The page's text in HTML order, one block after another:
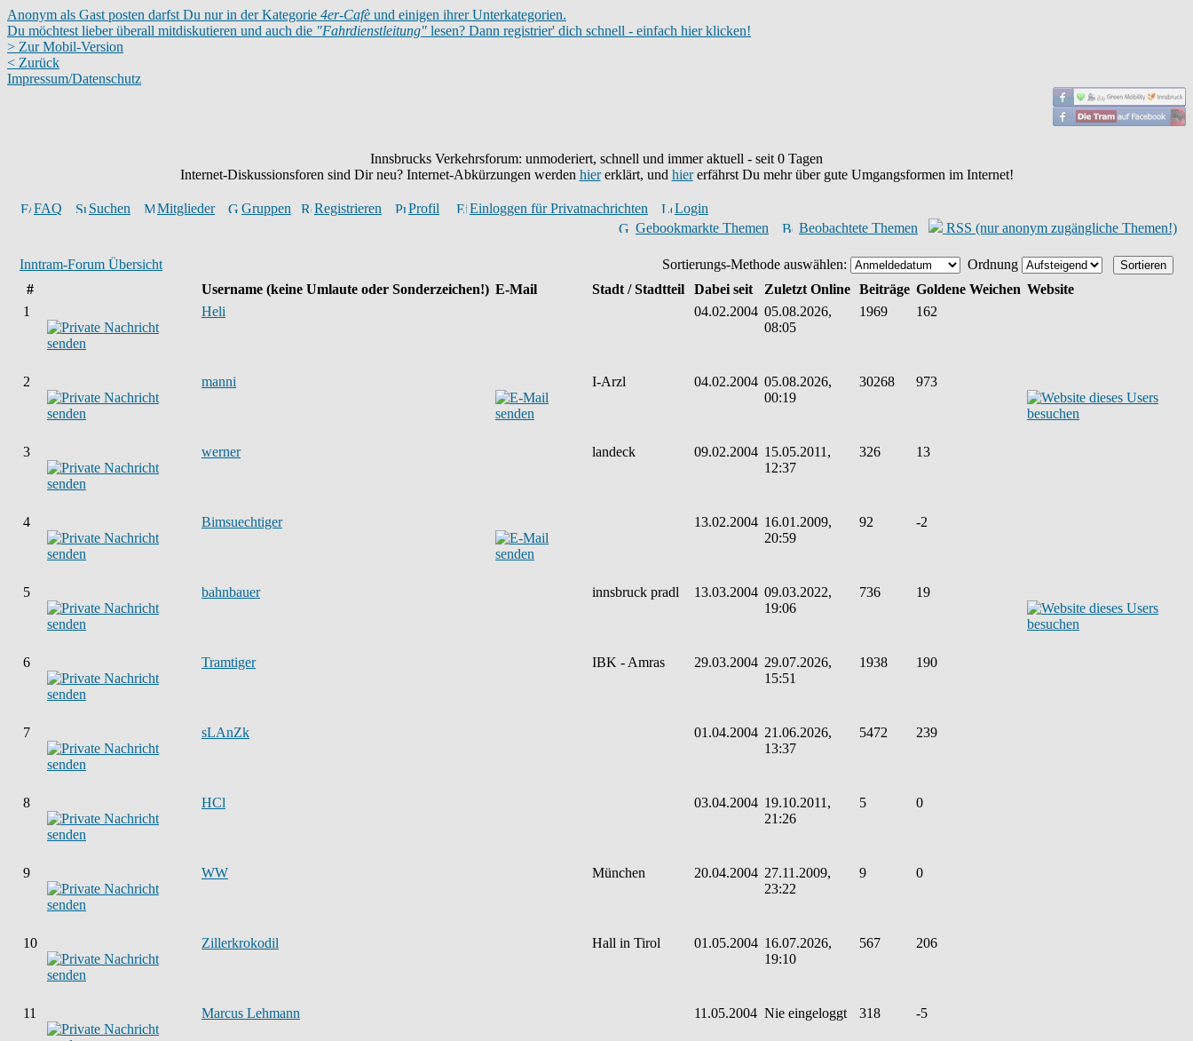
Anonym als Gast posten darfst Du nur in der Kategorie 4er-Cafè und einigen ihrer Unterkategorien.
Du möchtest lieber überall mitdiskutieren und auch die "Fahrdienstleitung" lesen? Dann registrier' dich schnell - einfach hier klicken!
> Zur Mobil-Version
< Zurück
Impressum/Datenschutz
Innsbrucks Verkehrsforum: unmoderiert, schnell und immer aktuell - seit 0 Tagen
Internet-Diskussionsforen sind Dir neu? Internet-Abkürzungen werden hiererklärt, und hiererfährst Du mehr über gute Umgangsformen im Internet!
FAQ Suchen Mitglieder Gruppen Registrieren Profil Einloggen für Privatnachrichten
Login
Gebookmarkte Themen
Beobachtete Themen RSS (nur anonym zugängliche Themen!)
Inntram-Forum Übersicht Sortierungs-Methode auswählen:
Ordnung
#
Username (keine Umlaute oder Sonderzeichen!) E-Mail Stadt / Stadtteil Dabei seit Zuletzt Online Beiträge Goldene Weichen Website
1
Heli 04.02.2004 05.08.2026,
08:05
1969 162
2 manni I-Arzl 04.02.2004 05.08.2026,
00:19
30268 973
3 werner landeck 09.02.2004 15.05.2011,
12:37
326 13
4 Bimsuechtiger 13.02.2004 16.01.2009,
20:59
92 -2
5 bahnbauer innsbruck pradl 13.03.2004 09.03.2022,
19:06
736 19
6 Tramtiger IBK - Amras 29.03.2004 29.07.2026,
15:51
1938 190
7 sLAnZk 01.04.2004 21.06.2026,
13:37
5472 239
8 HCl 03.04.2004 19.10.2011,
21:26
5 0
9 WW München 20.04.2004 27.11.2009,
23:22
9 0
10 Zillerkrokodil Hall in Tirol 01.05.2004 16.07.2026,
19:10
567 206
11 Marcus Lehmann 11.05.2004 Nie eingeloggt 318 -5